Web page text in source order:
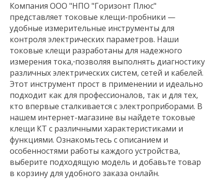
Компания ООО "НПО "Горизонт Плюс"
представляет токовые клещи-пробники —
удобные измерительные инструменты для
контроля электрических параметров. Наши
токовые клещи разработаны для надежного
измерения тока, позволяя выполнять диагностику
различных электрических систем, сетей и кабелей.
Этот инструмент прост в применении и идеально
подходит как для профессионалов, так и для тех,
кто впервые сталкивается с электроприборами. В
нашем интернет-магазине вы найдете токовые
клещи КТ с различными характеристиками и
функциями. Ознакомьтесь с описанием и
особенностями работы каждого устройства,
выберите подходящую модель и добавьте товар
в корзину для удобного заказа онлайн.